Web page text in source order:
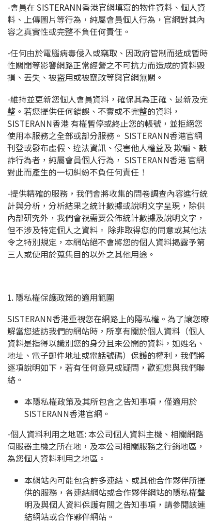
-會員在 SISTERANN香港官網填寫的物件資料、個人資
料、上傳圖片等行為，純屬會員個人行為，官網對其內
容之真實性或完整不負任何責任。
-任何由於電腦病毒侵入或竊取、因政府管制而造成暫時
性關閉等影響網路正常經營之不可抗力而造成的資料毀
損、丟失、被盜用或被竄改等與官網無關。
-維持並更新您個人會員資料，確保其為正確、最新及完
整。若您提供任何錯誤、不實或不完整的資料，
SISTERANN香港 有權暫停或終止您的帳號，並拒絕您
使用本服務之全部或部分服務。 SISTERANN香港官網
刊登或發布虛假、違法資訊、侵害他人權益及 欺騙、敲
詐行為者，純屬會員個人行為， SISTERANN香港 官網
對此而產生的一切糾紛不負任何責任！
-提供精確的服務，我們會將收集的問卷調查內容進行統
計與分析，分析結果之統計數據或說明文字呈現，除供
內部研究外，我們會視需要公佈統計數據及說明文字，
但不涉及特定個人之資料。 除非取得您的同意或其他法
令之特別規定，本網站絕不會將您的個人資料揭露予第
三人或使用於蒐集目的以外之其他用途。
1. 隱私權保護政策的適用範圍
SISTERANN香港重視您在網路上的隱私權。為了讓您瞭
解當您造訪我們的網站時，所享有關於個人資料（個人
資料是指得以識別您的身分且未公開的資料，如姓名、
地址、電子郵件地址或電話號碼）保護的權利，我們將
逐項說明如下，若有任何意見或疑問，歡迎您與我們聯
絡。
本隱私權政策及其所包含之告知事項，僅適用於
SISTERANN香港官網。
-個人資料利用之地區: 本公司個人資料主機、相關網路
伺服器主機之所在地，及本公司相關服務之行銷地區，
為您個人資料利用之地區。
本網站內可能包含許多連結、或其他合作夥伴所提
供的服務，各連結網站或合作夥伴網站的隱私權聲
明及與個人資料保護有關之告知事項，請參閱該連
結網站或合作夥伴網站。